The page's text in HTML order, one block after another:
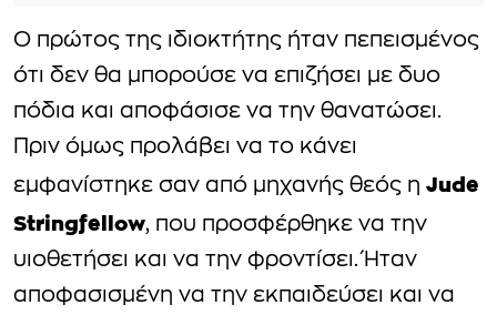
Ο πρώτος της ιδιοκτήτης ήταν πεπεισμένος
ότι δεν θα μπορούσε να επιζήσει με δυο
πόδια και αποφάσισε να την θανατώσει.
Πριν όμως προλάβει να το κάνει
εμφανίστηκε σαν από μηχανής θεός η Jude
Stringfellow, που προσφέρθηκε να την
υιοθετήσει και να την φροντίσει. Ήταν
αποφασισμένη να την εκπαιδεύσει και να